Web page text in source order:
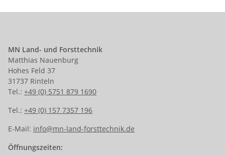
MN Land- und Forsttechnik
Matthias Nauenburg
Hohes Feld 37
31737 Rinteln
Tel.: +49 (0) 5751 879 1690
Tel.: +49 (0) 157 7357 196
E-Mail: info@mn-land-forsttechnik.de
Öffnungszeiten: